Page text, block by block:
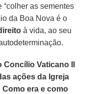
as sementes
da Boa Nova é o
à vida, ao seu
Concílio Vaticano II
ações da Igreja
era e como